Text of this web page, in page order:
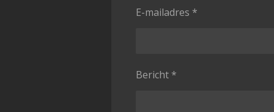
E-mailadres *
Bericht *